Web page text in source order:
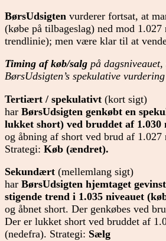
BørsUdsigten vurderer fortsat, at
(købe på tilbageslag) ned mod 1.027
trendlinie); men være klar til at
Timing af køb/salg på
BørsUdsigten’s spekulative vurdering
Tertiært / spekulativt (kort sigt)
har BørsUdsigten genkøbt en
lukket short) ved bruddet af 1.030
og åbning af short ved brud af 1.027
Strategi: Køb (ændret).
Sekundært (mellemlang sigt)
har BørsUdsigten hjemtaget
stigende trend i 1.035 niveauet
og åbnet short. Der genkøbes ved
Der er lukket short ved bruddet af
(nedefra). Strategi: Sælg